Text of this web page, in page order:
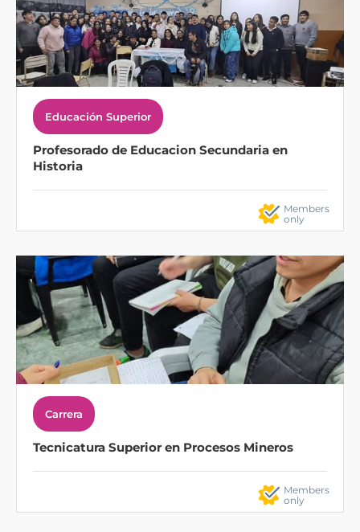
Educación Superior
Profesorado de Educacion Secundaria en
Historia
Members
only
Carrera
Tecnicatura Superior en Procesos Mineros
Members
only